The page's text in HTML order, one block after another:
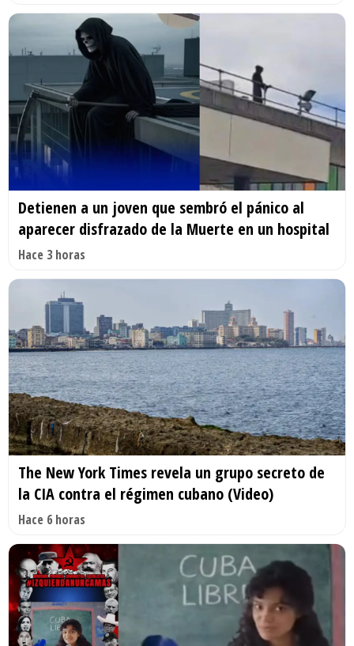
Detienen a un joven que sembró el pánico al
aparecer disfrazado de la Muerte en un hospital
Hace 3 horas
The New York Times revela un grupo secreto de
la CIA contra el régimen cubano (Video)
Hace 6 horas